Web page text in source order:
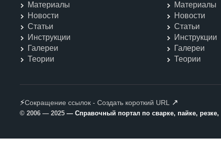
Материалы
Новости
Статьи
Инструкции
Галереи
Теории
Материалы
Новости
Статьи
Инструкции
Галереи
Теории
⚡Сокращение ссылок - Создать короткий URL ↗
© 2006 — 2025 — Справочный портал по сварке, пайке,